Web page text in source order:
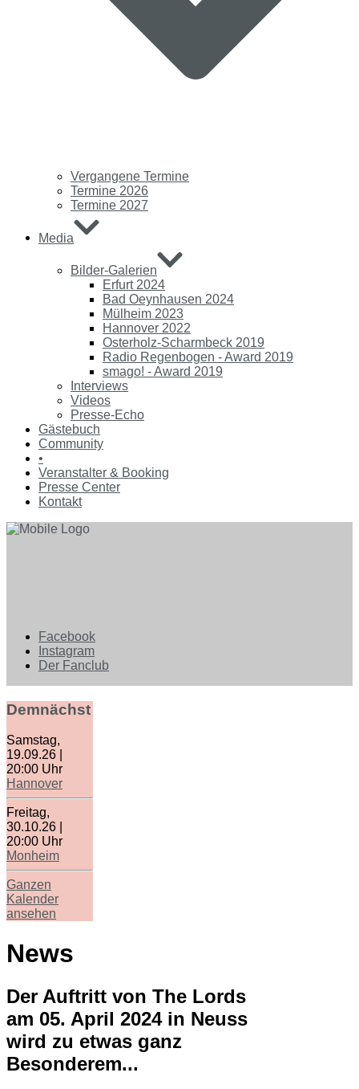
Vergangene Termine
Termine 2026
Termine 2027
Media
Bilder-Galerien
Erfurt 2024
Bad Oeynhausen 2024
Mülheim 2023
Hannover 2022
Osterholz-Scharmbeck 2019
Radio Regenbogen - Award 2019
smago! - Award 2019
Interviews
Videos
Presse-Echo
Gästebuch
Community
•
Veranstalter & Booking
Presse Center
Kontakt
Facebook
Instagram
Der Fanclub
Demnächst
Samstag,
19.09.26
20:00 Uhr
Hannover
Freitag,
30.10.26
20:00 Uhr
Monheim
Ganzen
Kalender
ansehen
News
Der Auftritt von The Lords
am 05. April 2024 in Neuss
wird zu etwas ganz
Besonderem...